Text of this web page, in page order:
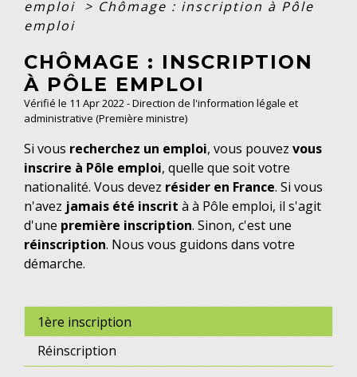
emploi > Chômage : inscription à Pôle
emploi
CHÔMAGE : INSCRIPTION
À PÔLE EMPLOI
Vérifié le 11 Apr 2022 - Direction de l'information légale et
administrative (Première ministre)
Si vous recherchez un emploi, vous pouvez vous
inscrire à Pôle emploi, quelle que soit votre
nationalité. Vous devez résider en France. Si vous
n'avez jamais été inscrit à à Pôle emploi, il s'agit
d'une première inscription. Sinon, c'est une
réinscription. Nous vous guidons dans votre
démarche.
1ère inscription
Réinscription